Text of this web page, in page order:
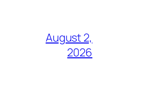
August 2,
2026